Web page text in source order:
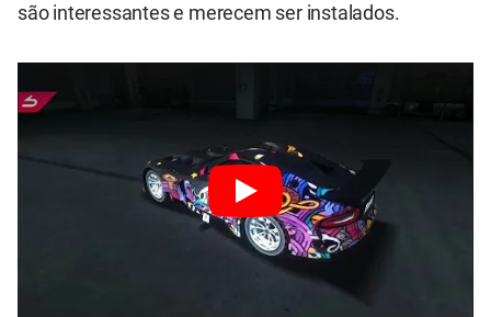
são interessantes e merecem ser instalados.